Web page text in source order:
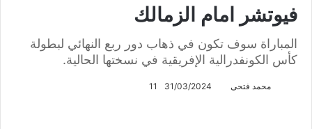
فيوتشر امام الزمالك
المباراة سوف تكون في ذهاب دور ربع النهائي لبطولة
كأس الكونفدرالية الإفريقية في نسختها الحالية.
محمد فتحى 31/03/2024